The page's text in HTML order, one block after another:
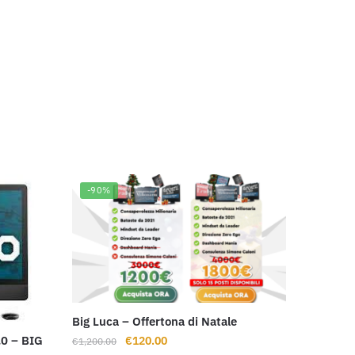
– BIG
-90%
Big Luca – Offertona di Natale
€1,200.00
Il
€120.00Il